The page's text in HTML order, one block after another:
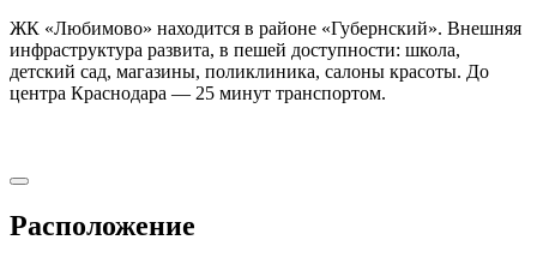
ЖК «Любимово» находится в районе «Губернский». Внешняя
инфраструктура развита, в пешей доступности: школа,
детский сад, магазины, поликлиника, салоны красоты. До
центра Краснодара — 25 минут транспортом.
Расположение